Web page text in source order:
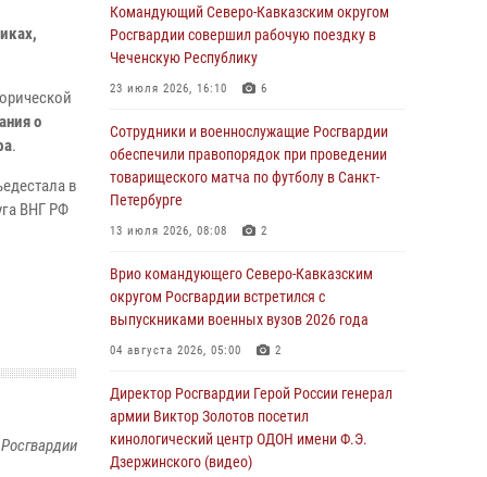
о
.
в
ВНГ РФ
Комплексные проверки безопасности
объектов образования с участием
Росгвардии продолжаются на Урале
08 августа 2026, 04:01
В Сибирском округе Росгвардии состоялись
мероприятия, посвященные Дню
физкультурника
08 августа 2026, 04:00
всероссийская акция "Каникулы с
Росгвардией"
08 августа 2026, 00:00 3
полковник Владислав Ершов поздравил
военнослужащих и сотрудников ведомства с
Днем физкультурника
07 августа 2026, 21:01
Командующий Северо-Кавказским округом
Росгвардии совершил рабочую поездку в
Чеченскую Республику
23 июля 2026, 16:10 6
Сотрудники и военнослужащие Росгвардии
обеспечили правопорядок при проведении
товарищеского матча по футболу в Санкт-
Петербурге
13 июля 2026, 08:08 2
Врио командующего Северо-Кавказским
округом Росгвардии встретился с
выпускниками военных вузов 2026 года
04 августа 2026, 05:00 2
Директор Росгвардии Герой России генерал
армии Виктор Золотов посетил
кинологический центр ОДОН имени Ф.Э.
Дзержинского (видео)